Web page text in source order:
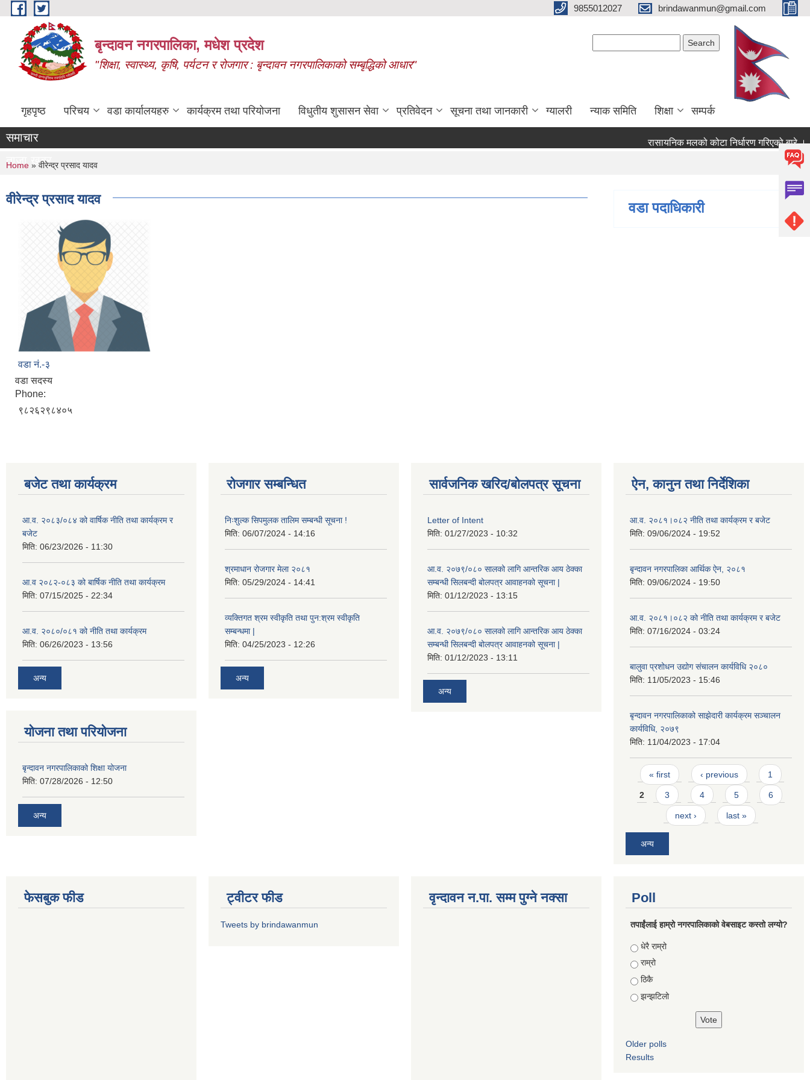
Skip to main content 9855012027 brindawanmun@gmail.com
बृन्दावन नगरपालिका, मधेश प्रदेश
"शिक्षा, स्वास्थ्य, कृषि, पर्यटन र रोजगार : बृन्दावन नगरपालिकाको सम्बृद्धिको आधार"
गृहपृष्ठ परिचय वडा कार्यालयहरु कार्यक्रम तथा परियोजना विधुतीय शुसासन सेवा प्रतिवेदन सूचना तथा जानकारी ग्यालरी न्याक समिति शिक्षा सम्पर्क
समाचार रासायनिक मलको कोटा निर्धारण गरिएको बारे ।
ताजा खबर
You are here
Home » वीरेन्द्र प्रसाद यादव
वीरेन्द्र प्रसाद यादव
वडा नं.-३
वडा सदस्य
Phone:
९८२६२९८४०५
वडा पदाधिकारी
बजेट तथा कार्यक्रम
आ.व. २०८३/०८४ को वार्षिक नीति तथा कार्यक्रम र
बजेट
मिति: 06/23/2026 - 11:30
आ.व २०८२-०८३ को बार्षिक नीति तथा कार्यक्रम
मिति: 07/15/2025 - 22:34
आ.व. २०८०/०८१ को नीति तथा कार्यक्रम
मिति: 06/26/2023 - 13:56
अन्य
योजना तथा परियोजना
बृन्दावन नगरपालिकाको शिक्षा योजना
मिति: 07/28/2026 - 12:50
अन्य
रोजगार सम्बन्धित
निःशुल्क सिपमुलक तालिम सम्बन्धी सूचना !
मिति: 06/07/2024 - 14:16
श्रमाधान रोजगार मेला २०८१
मिति: 05/29/2024 - 14:41
व्यक्तिगत श्रम स्वीकृति तथा पुन:श्रम स्वीकृति
सम्बन्धमा |
मिति: 04/25/2023 - 12:26
अन्य
सार्वजनिक खरिद/बोलपत्र सूचना
Letter of Intent
मिति: 01/27/2023 - 10:32
आ.व. २०७९/०८० सालको लागि आन्तरिक आय ठेक्का
सम्बन्धी सिलबन्दी बोलपत्र आवाहनको सूचना |
मिति: 01/12/2023 - 13:15
आ.व. २०७९/०८० सालको लागि आन्तरिक आय ठेक्का
सम्बन्धी सिलबन्दी बोलपत्र आवाहनको सूचना |
मिति: 01/12/2023 - 13:11
अन्य
ऐन, कानुन तथा निर्देशिका
आ.व. २०८१।०८२ नीति तथा कार्यक्रम र बजेट
मिति: 09/06/2024 - 19:52
बृन्दावन नगरपालिका आर्थिक ऐन, २०८१
मिति: 09/06/2024 - 19:50
आ.व. २०८१।०८२ को नीति तथा कार्यक्रम र बजेट
मिति: 07/16/2024 - 03:24
बालुवा प्रशोधन उद्योग संचालन कार्यविधि २०८०
मिति: 11/05/2023 - 15:46
बृन्दावन नगरपालिकाको साझेदारी कार्यक्रम सञ्चालन
कार्यविधि, २०७९
मिति: 11/04/2023 - 17:04
Pages
« first ‹ previous 1
2 3 4 5 6
next › last »
अन्य
फेसबुक फीड ट्वीटर फीड
Tweets by brindawanmun
वृन्दावन न.पा. सम्म पुग्ने नक्सा Poll
तपाईंलाई हाम्रो नगरपालिकाको वेबसाइट कस्तो लग्यो?
Choices
धेरै राम्रो
राम्रो
ठिकै
झन्झटिलो
Older polls
Results